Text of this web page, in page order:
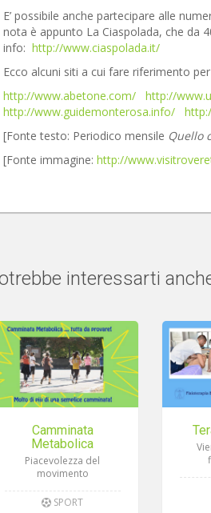
E’ possibile anche partecipare alle
nota è appunto La Ciaspolada, che da
info: http://www.ciaspolada.it/
Ecco alcuni siti a cui fare riferimento
http://www.abetone.com/
http://
http://www.guidemonterosa.info/
[Fonte testo: Periodico mensile Quello
[Fonte immagine: http://
interessarti
Camminata
Metabolica
Piacevolezza del
movimento
SPORT